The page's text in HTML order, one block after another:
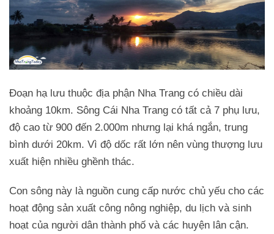
Đoạn hạ lưu thuộc địa phận Nha Trang có chiều dài
khoảng 10km. Sông Cái Nha Trang có tất cả 7 phụ lưu,
độ cao từ 900 đến 2.000m nhưng lại khá ngắn, trung
bình dưới 20km. Vì độ dốc rất lớn nên vùng thượng lưu
xuất hiện nhiều ghềnh thác.
Con sông này là nguồn cung cấp nước chủ yếu cho các
hoạt động sản xuất công nông nghiệp, du lịch và sinh
hoạt của người dân thành phố và các huyện lân cận.